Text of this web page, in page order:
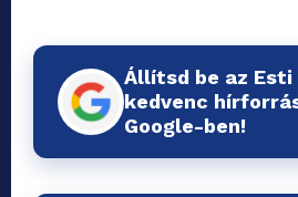
Állítsd be az
kedvenc
Google-ben!